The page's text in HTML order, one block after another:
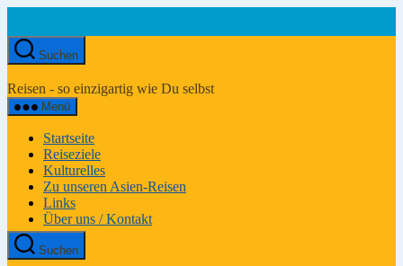
springen
Suchen
Reiseportal
Reisen - so einzigartig wie Du selbst
Menü
Startseite
Reiseziele
Kulturelles
Zu unseren Asien-Reisen
Links
Über uns / Kontakt
Suchen